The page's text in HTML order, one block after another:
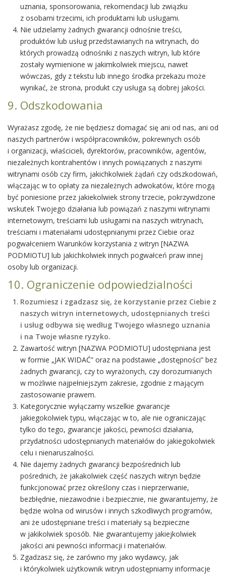
uznania, sponsorowania, rekomendacji lub związku
z osobami trzecimi, ich produktami lub usługami.
Nie udzielamy żadnych gwarancji odnośnie treści,
produktów lub usług przedstawianych na witrynach, do
których prowadzą odnośniki z naszych witryn, lub które
zostały wymienione w jakimkolwiek miejscu, nawet
wówczas, gdy z tekstu lub innego środka przekazu może
wynikać, że strona, produkt czy usługa są dobrej jakości.
9. Odszkodowania
Wyrażasz zgodę, że nie będziesz domagać się ani od nas, ani od
naszych partnerów i współpracowników, pokrewnych osób
i organizacji, właścicieli, dyrektorów, pracowników, agentów,
niezależnych kontrahentów i innych powiązanych z naszymi
witrynami osób czy firm, jakichkolwiek żądań czy odszkodowań,
włączając w to opłaty za niezależnych adwokatów, które mogą
być poniesione przez jakiekolwiek strony trzecie, pokrzywdzone
wskutek Twojego działania lub powiązań z naszymi witrynami
internetowym, treściami lub usługami na naszych witrynach,
treściami i materiałami udostępnianymi przez Ciebie oraz
pogwałceniem Warunków korzystania z witryn [NAZWA
PODMIOTU] lub jakichkolwiek innych pogwałceń praw innej
osoby lub organizacji.
10. Ograniczenie odpowiedzialności
Rozumiesz i zgadzasz się, że korzystanie przez Ciebie z
naszych witryn internetowych, udostępnianych treści
i usług odbywa się według Twojego własnego uznania
i na Twoje własne ryzyko.
Zawartość witryn [NAZWA PODMIOTU] udostępniana jest
w formie „JAK WIDAĆ” oraz na podstawie „dostępności” bez
żadnych gwarancji, czy to wyrażonych, czy dorozumianych
w możliwie najpełniejszym zakresie, zgodnie z mającym
zastosowanie prawem.
Kategorycznie wyłączamy wszelkie gwarancje
jakiegokolwiek typu, włączając w to, ale nie ograniczając
tylko do tego, gwarancje jakości, pewności działania,
przydatności udostępnianych materiałów do jakiegokolwiek
celu i nienaruszalności.
Nie dajemy żadnych gwarancji bezpośrednich lub
pośrednich, że jakakolwiek część naszych witryn będzie
funkcjonować przez określony czas i nieprzerwanie,
bezbłędnie, niezawodnie i bezpiecznie, nie gwarantujemy, że
będzie wolna od wirusów i innych szkodliwych programów,
ani że udostępniane treści i materiały są bezpieczne
w jakikolwiek sposób. Nie gwarantujemy jakiejkolwiek
jakości ani pewności informacji i materiałów.
Zgadzasz się, że zarówno my jako wydawcy, jak
i którykolwiek użytkownik witryn udostępniamy informacje